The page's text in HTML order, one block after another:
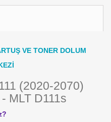
VE TONER DOLUM
(2020-2070)
MLT D111s